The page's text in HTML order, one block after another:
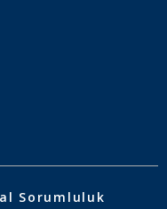
Sorumluluk